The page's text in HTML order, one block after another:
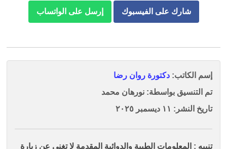
شارك على الفيسبوك إرسل على الواتساب
إسم الكاتب: دكتورة روان رضا
تم التنسيق بواسطة: نورهان محمد
تاريخ النشر: ١١ ديسمبر ٢٠٢٥
تنبيه : المعلومات الطبية والدوائية المقدمة لا تغني عن زيارة